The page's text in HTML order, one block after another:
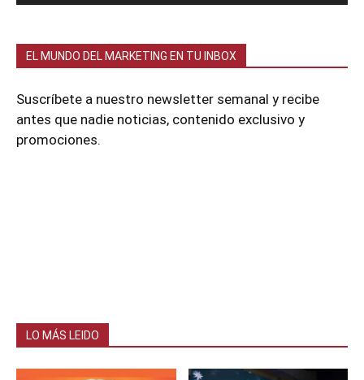
EL MUNDO DEL MARKETING EN TU INBOX
Suscríbete a nuestro newsletter semanal y recibe
antes que nadie noticias, contenido exclusivo y
promociones.
LO MÁS LEIDO